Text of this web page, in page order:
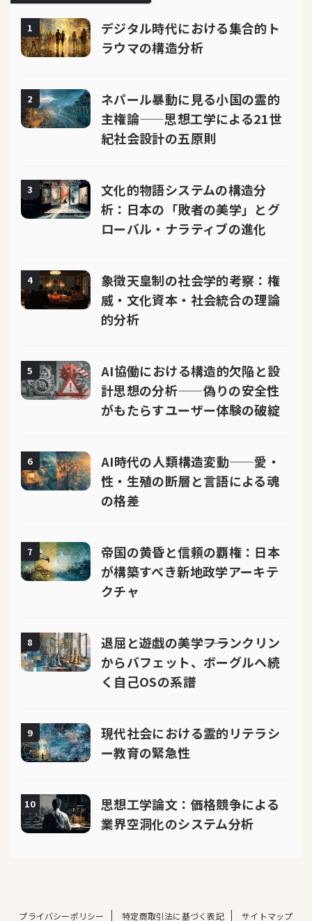
1
デジタル時代における集合的ト
ラウマの構造分析
2
ネパール暴動に見る小国の霊的
主権論——思想工学による21世
紀社会設計の五原則
3
文化的物語システムの構造分
析：日本の「敗者の美学」とグ
ローバル・ナラティブの進化
4
象徴天皇制の社会学的考察：権
威・文化資本・社会統合の理論
的分析
5
AI協働における構造的欠陥と設
計思想の分析——偽りの安全性
がもたらすユーザー体験の破綻
6
AI時代の人類構造変動——愛・
性・生殖の断層と言語による魂
の格差
7
帝国の黄昏と信頼の覇権：日本
が構築すべき新地政学アーキテ
クチャ
8
退屈と遊戯の美学――フランクリン
からバフェット、ボーグルへ続
く自己OSの系譜
9
現代社会における霊的リテラシ
ー教育の緊急性
10
思想工学論文：価格競争による
業界空洞化のシステム分析
プライバシーポリシー 特定商取引法に基づく表記 サイトマップ